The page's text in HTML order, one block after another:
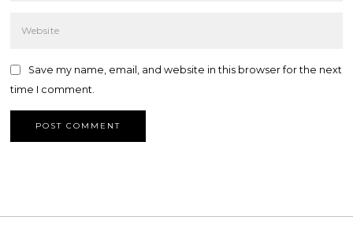
Save my name, email, and website in this browser for the next
time I comment.